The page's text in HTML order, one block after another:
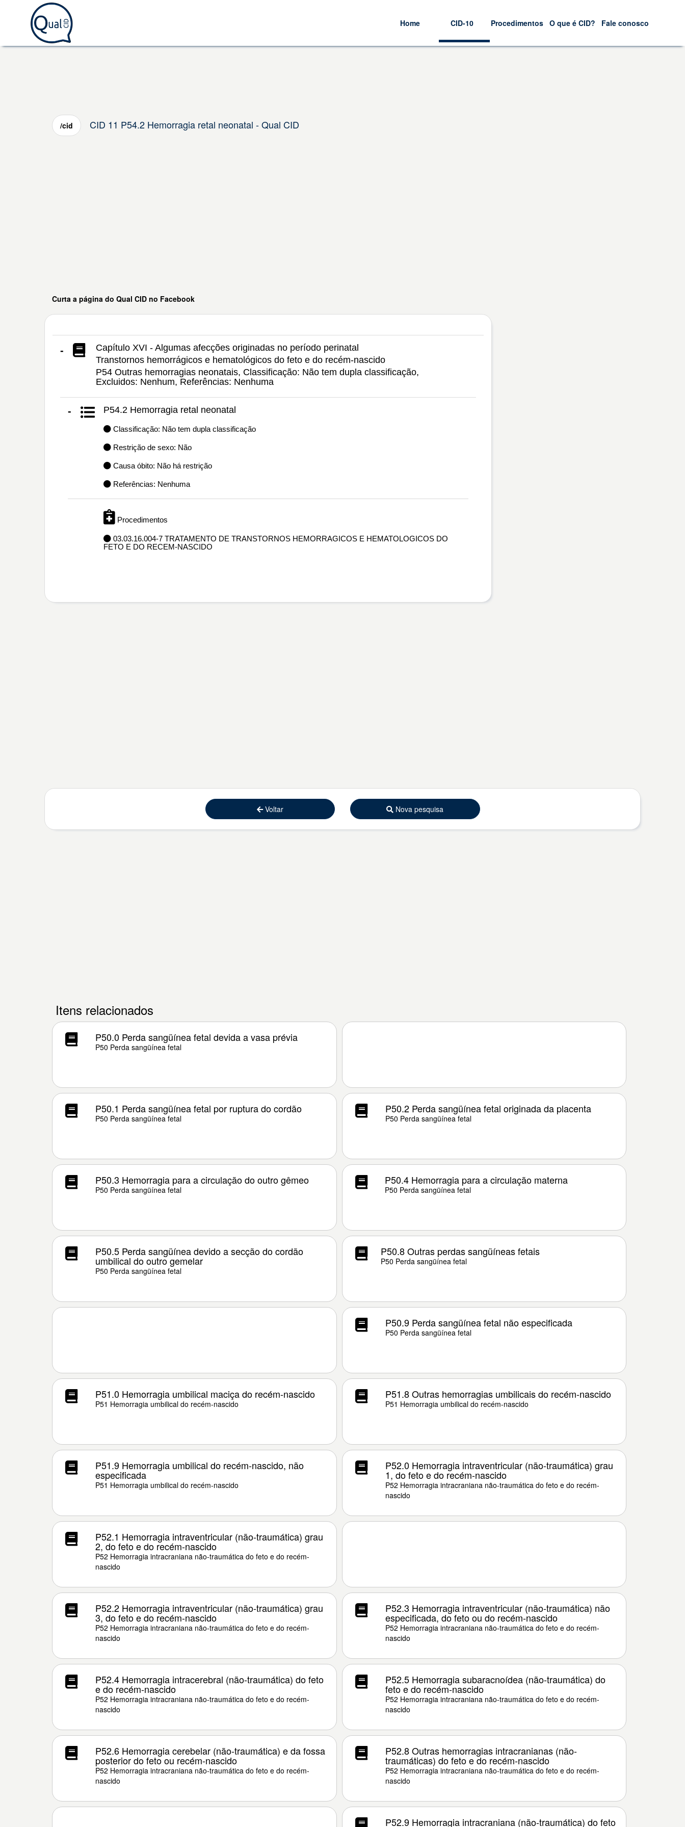
Home CID-10 Procedimentos O que é CID? Fale conosco
/cid CID 11 P54.2 Hemorragia retal neonatal - Qual CID
Curta a página do Qual CID no Facebook
-
Capítulo XVI - Algumas afecções originadas no período perinatal
Transtornos hemorrágicos e hematológicos do feto e do recém-nascido
P54 Outras hemorragias neonatais, Classificação: Não tem dupla classificação,
Excluidos: Nenhum, Referências: Nenhuma
- P54.2 Hemorragia retal neonatal
Classificação: Não tem dupla classificação
Restrição de sexo: Não
Causa óbito: Não há restrição
Referências: Nenhuma
Procedimentos
03.03.16.004-7 TRATAMENTO DE TRANSTORNOS HEMORRAGICOS E HEMATOLOGICOS DO
FETO E DO RECEM-NASCIDO
Voltar Nova pesquisa
Itens relacionados
P50.0 Perda sangüínea fetal devida a vasa prévia
P50 Perda sangüínea fetal
P50.1 Perda sangüínea fetal por ruptura do cordão
P50 Perda sangüínea fetal
P50.2 Perda sangüínea fetal originada da placenta
P50 Perda sangüínea fetal
P50.3 Hemorragia para a circulação do outro gêmeo
P50 Perda sangüínea fetal
P50.4 Hemorragia para a circulação materna
P50 Perda sangüínea fetal
P50.5 Perda sangüínea devido a secção do cordão
umbilical do outro gemelar
P50 Perda sangüínea fetal
P50.8 Outras perdas sangüíneas fetais
P50 Perda sangüínea fetal
P50.9 Perda sangüínea fetal não especificada
P50 Perda sangüínea fetal
P51.0 Hemorragia umbilical maciça do recém-nascido
P51 Hemorragia umbilical do recém-nascido
P51.8 Outras hemorragias umbilicais do recém-nascido
P51 Hemorragia umbilical do recém-nascido
P51.9 Hemorragia umbilical do recém-nascido, não
especificada
P51 Hemorragia umbilical do recém-nascido
P52.0 Hemorragia intraventricular (não-traumática) grau
1, do feto e do recém-nascido
P52 Hemorragia intracraniana não-traumática do feto e do recém-
nascido
P52.1 Hemorragia intraventricular (não-traumática) grau
2, do feto e do recém-nascido
P52 Hemorragia intracraniana não-traumática do feto e do recém-
nascido
P52.2 Hemorragia intraventricular (não-traumática) grau
3, do feto e do recém-nascido
P52 Hemorragia intracraniana não-traumática do feto e do recém-
nascido
P52.3 Hemorragia intraventricular (não-traumática) não
especificada, do feto ou do recém-nascido
P52 Hemorragia intracraniana não-traumática do feto e do recém-
nascido
P52.4 Hemorragia intracerebral (não-traumática) do feto
e do recém-nascido
P52 Hemorragia intracraniana não-traumática do feto e do recém-
nascido
P52.5 Hemorragia subaracnoídea (não-traumática) do
feto e do recém-nascido
P52 Hemorragia intracraniana não-traumática do feto e do recém-
nascido
P52.6 Hemorragia cerebelar (não-traumática) e da fossa
posterior do feto ou recém-nascido
P52 Hemorragia intracraniana não-traumática do feto e do recém-
nascido
P52.8 Outras hemorragias intracranianas (não-
traumáticas) do feto e do recém-nascido
P52 Hemorragia intracraniana não-traumática do feto e do recém-
nascido
P52.9 Hemorragia intracraniana (não-traumática) do feto